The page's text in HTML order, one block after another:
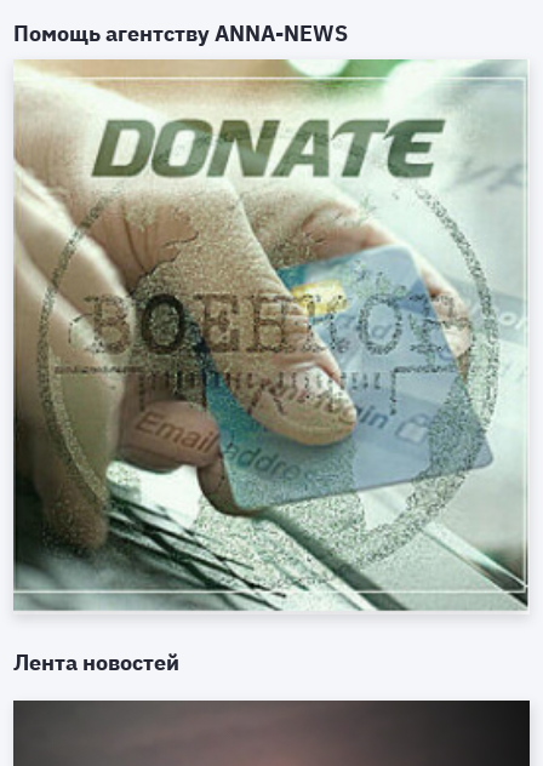
Помощь агентствуANNA-NEWS
Лента новостей